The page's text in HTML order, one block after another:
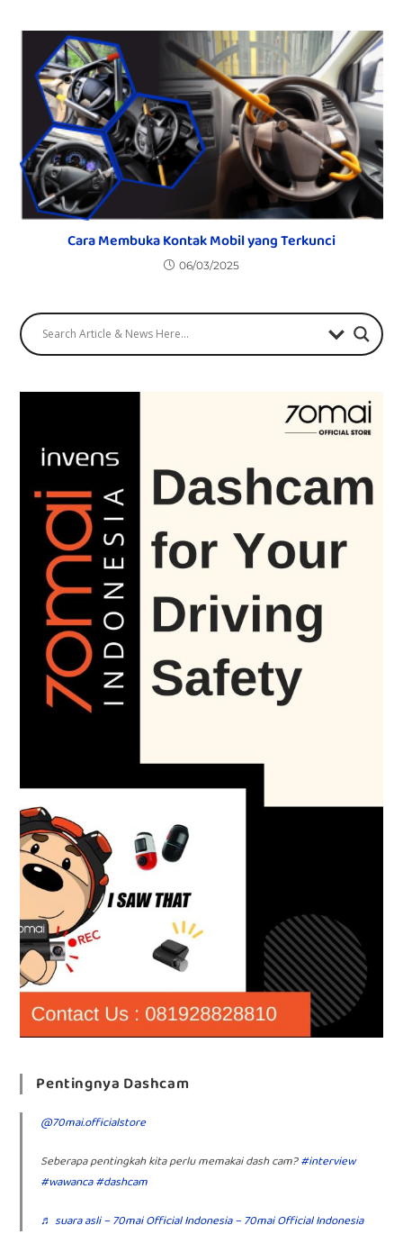
Cara Membuka Kontak Mobil yang Terkunci
06/03/2025
Pentingnya Dashcam
@70mai.officialstore
Seberapa pentingkah kita perlu memakai dash cam?#interview
#wawanca#dashcam
♬ suara asli – 70mai Official Indonesia – 70mai Official Indonesia